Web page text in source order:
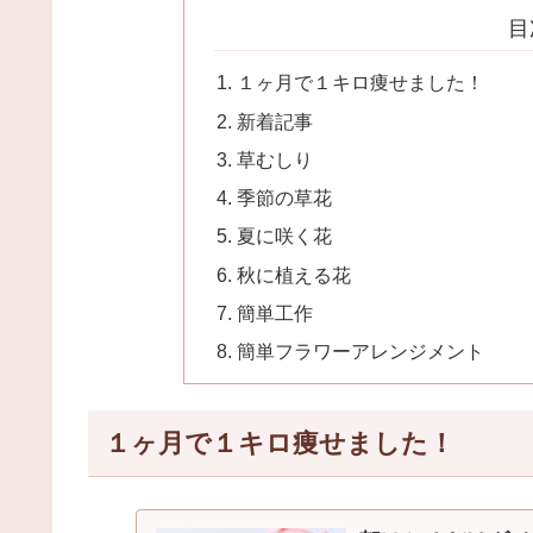
１ヶ月で１キロ痩せました！
新着記事
草むしり
季節の草花
夏に咲く花
秋に植える花
簡単工作
簡単フラワーアレンジメント
１ヶ月で１キロ痩せました！